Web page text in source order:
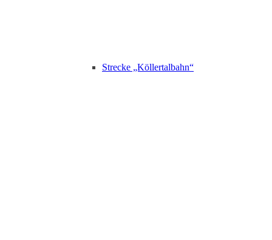
Strecke „Köllertalbahn“